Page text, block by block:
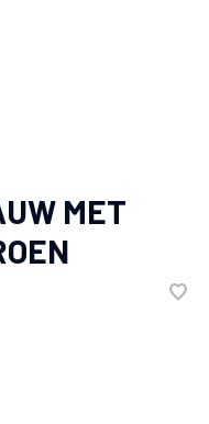
MET